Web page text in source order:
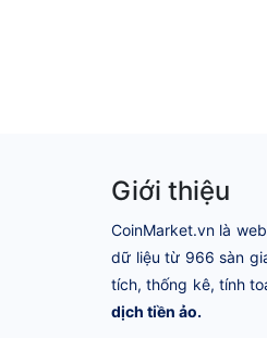
Giới thiệu
CoinMarket.vn là
dữ liệu từ 966 sàn
tích, thống kê, tính
dịch tiền ảo.